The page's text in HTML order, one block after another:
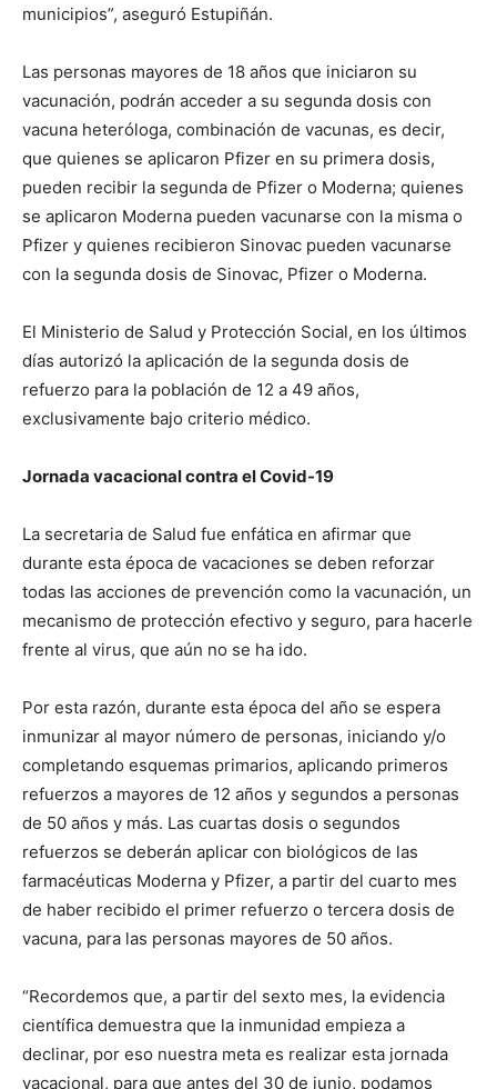
municipios”, aseguró Estupiñán.
Las personas mayores de 18 años que iniciaron su
vacunación, podrán acceder a su segunda dosis con
vacuna heteróloga, combinación de vacunas, es decir,
que quienes se aplicaron Pfizer en su primera dosis,
pueden recibir la segunda de Pfizer o Moderna; quienes
se aplicaron Moderna pueden vacunarse con la misma o
Pfizer y quienes recibieron Sinovac pueden vacunarse
con la segunda dosis de Sinovac, Pfizer o Moderna.
El Ministerio de Salud y Protección Social, en los últimos
días autorizó la aplicación de la segunda dosis de
refuerzo para la población de 12 a 49 años,
exclusivamente bajo criterio médico.
Jornada vacacional contra el Covid-19
La secretaria de Salud fue enfática en afirmar que
durante esta época de vacaciones se deben reforzar
todas las acciones de prevención como la vacunación, un
mecanismo de protección efectivo y seguro, para hacerle
frente al virus, que aún no se ha ido.
Por esta razón, durante esta época del año se espera
inmunizar al mayor número de personas, iniciando y/o
completando esquemas primarios, aplicando primeros
refuerzos a mayores de 12 años y segundos a personas
de 50 años y más. Las cuartas dosis o segundos
refuerzos se deberán aplicar con biológicos de las
farmacéuticas Moderna y Pfizer, a partir del cuarto mes
de haber recibido el primer refuerzo o tercera dosis de
vacuna, para las personas mayores de 50 años.
“Recordemos que, a partir del sexto mes, la evidencia
científica demuestra que la inmunidad empieza a
declinar, por eso nuestra meta es realizar esta jornada
vacacional, para que antes del 30 de junio, podamos